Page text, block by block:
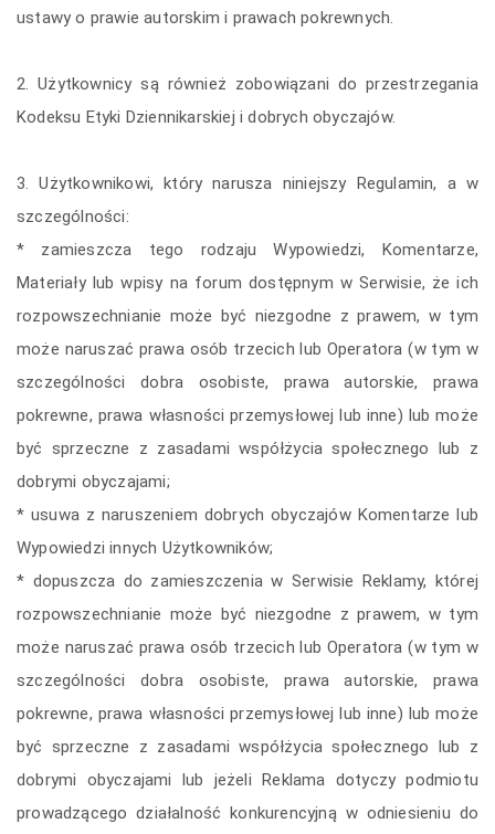
ustawy o prawie autorskim i prawach pokrewnych.
2. Użytkownicy są również zobowiązani do przestrzegania
Kodeksu Etyki Dziennikarskiej i dobrych obyczajów.
3. Użytkownikowi, który narusza niniejszy Regulamin, a w
szczególności:
* zamieszcza tego rodzaju Wypowiedzi, Komentarze,
Materiały lub wpisy na forum dostępnym w Serwisie, że ich
rozpowszechnianie może być niezgodne z prawem, w tym
może naruszać prawa osób trzecich lub Operatora (w tym w
szczególności dobra osobiste, prawa autorskie, prawa
pokrewne, prawa własności przemysłowej lub inne) lub może
być sprzeczne z zasadami współżycia społecznego lub z
dobrymi obyczajami;
* usuwa z naruszeniem dobrych obyczajów Komentarze lub
Wypowiedzi innych Użytkowników;
* dopuszcza do zamieszczenia w Serwisie Reklamy, której
rozpowszechnianie może być niezgodne z prawem, w tym
może naruszać prawa osób trzecich lub Operatora (w tym w
szczególności dobra osobiste, prawa autorskie, prawa
pokrewne, prawa własności przemysłowej lub inne) lub może
być sprzeczne z zasadami współżycia społecznego lub z
dobrymi obyczajami lub jeżeli Reklama dotyczy podmiotu
prowadzącego działalność konkurencyjną w odniesieniu do